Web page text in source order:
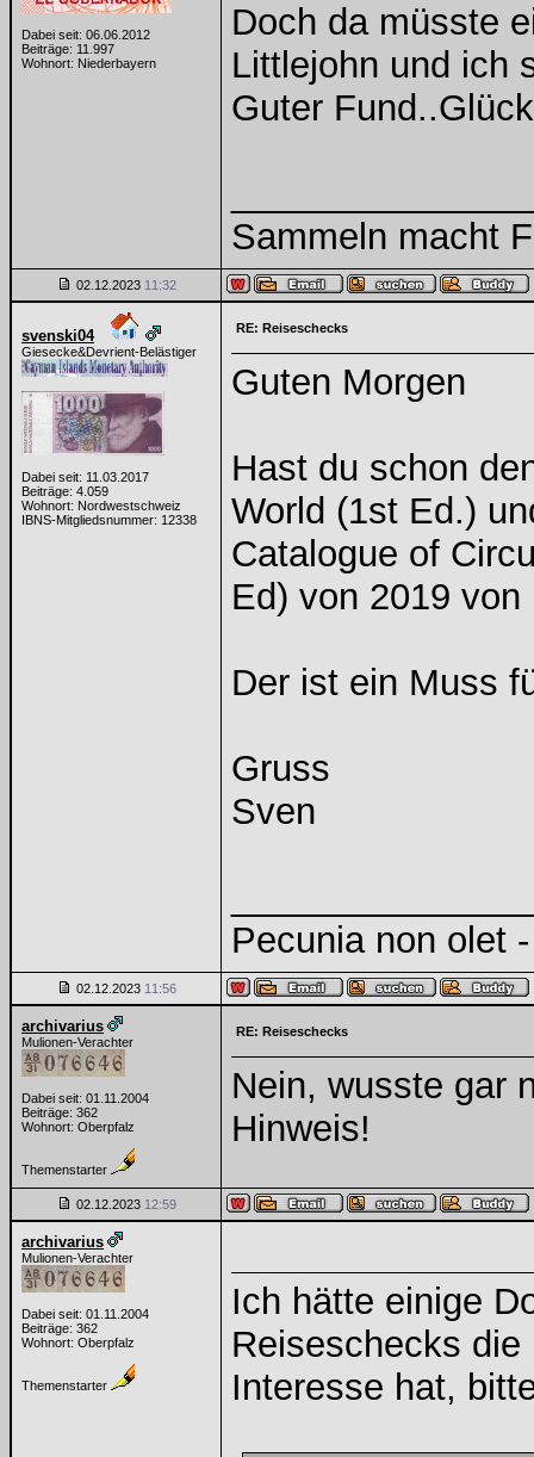
Dabei seit: 06.06.2012
Beiträge: 11.997
Wohnort: Niederbayern
Doch da müsste
Littlejohn und ich
Guter
Sammeln macht
02.12.2023 11:32
svenski04
Giesecke&Devrient-Belästiger
Dabei seit: 11.03.2017
Beiträge: 4.059
Wohnort: Nordwestschweiz
IBNS-Mitgliedsnummer: 12338
RE: Reiseschecks
Guten Morgen
Hast du schon
World (1st Ed.)
Catalogue of
Ed) von 2019
Der ist ein Muss
Gruss
Sven
Pecunia non olet
02.12.2023 11:56
archivarius
Mulionen-Verachter
Dabei seit: 01.11.2004
Beiträge: 362
Wohnort: Oberpfalz
Themenstarter
RE: Reiseschecks
Nein, wusste gar
Hinweis!
02.12.2023 12:59
archivarius
Mulionen-Verachter
Dabei seit: 01.11.2004
Beiträge: 362
Wohnort: Oberpfalz
Themenstarter
Ich hätte einige
Reiseschecks
Interesse hat,